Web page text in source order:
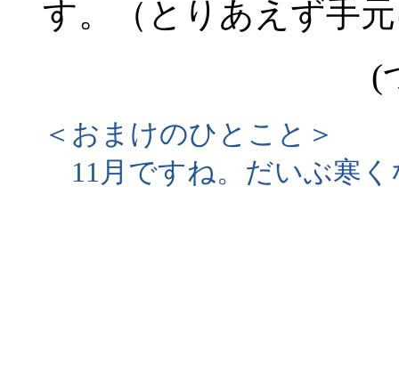
す。（とりあえず手
(
＜おまけのひとこと＞
11月ですね。だいぶ寒